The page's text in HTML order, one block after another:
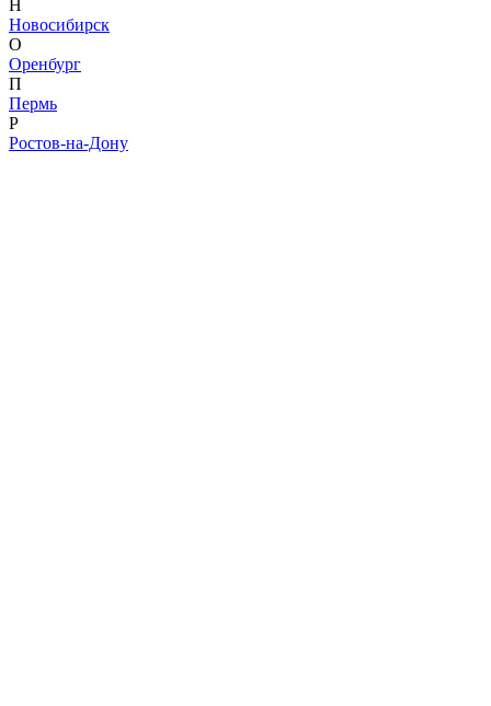
Н
Новосибирск
О
Оренбург
П
Пермь
Р
Ростов-на-Дону